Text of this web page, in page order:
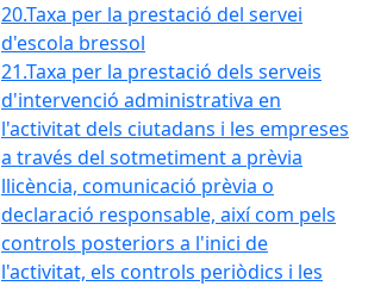
20.Taxa per la prestació del servei
d'escola bressol
21.Taxa per la prestació dels serveis
d'intervenció administrativa en
l'activitat dels ciutadans i les empreses
a través del sotmetiment a prèvia
llicència, comunicació prèvia o
declaració responsable, així com pels
controls posteriors a l'inici de
l'activitat, els controls periòdics i les